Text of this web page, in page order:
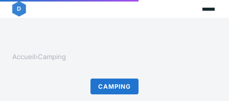
Accueil›Camping
CAMPING